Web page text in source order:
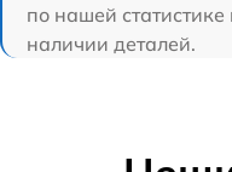
по нашей
наличии деталей.